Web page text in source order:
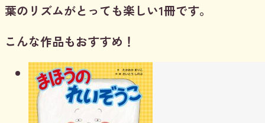
葉のリズムがとっても楽しい1冊です。
こんな作品もおすすめ！